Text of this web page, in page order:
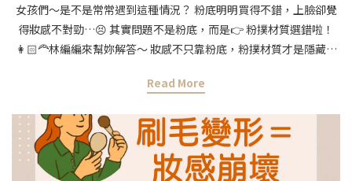
女孩們～是不是常常遇到這種情況？ 粉底明明買得不錯，上臉卻覺
得妝感不對勁…😣 其實問題不是粉底，而是👉 粉撲材質選錯啦！
👩🏻‍🦰林編編來幫妳解答～ 妝感不只靠粉底，粉撲材質才是隱藏關
Matte 空氣粉撲＝輕透裸妝，自然啞光肌 Pro Flex 彈力粉撲＝高密
Water Glow 水光粉撲＝遇水膨脹，透亮水光肌選對粉撲＝底妝更服
貼＋妝效更持久！ 快來挑選妳的命定粉撲吧💖 #jlin #美妝工具 #美
妝蛋小知識 #林編編美妝小知識
Read More